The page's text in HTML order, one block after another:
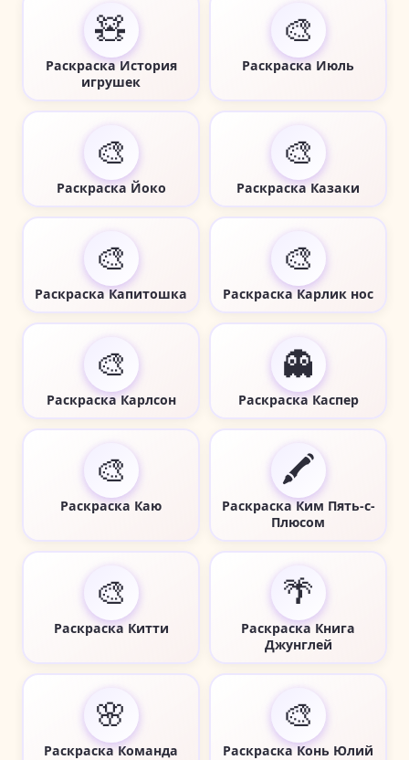
🧸
Раскраска История
игрушек
🎨
Раскраска Июль
🎨
Раскраска Йоко
🎨
Раскраска Казаки
🎨
Раскраска Капитошка
🎨
Раскраска Карлик нос
🎨
Раскраска Карлсон
👻
Раскраска Каспер
🎨
Раскраска Каю
🖍️
Раскраска Ким Пять-с-
Плюсом
🎨
Раскраска Китти
🌴
Раскраска Книга
Джунглей
🌸
Раскраска Команда
🎨
Раскраска Конь Юлий